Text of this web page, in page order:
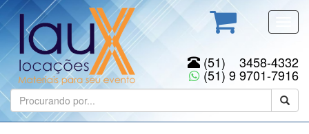
(51) 3458-4332
(51) 9 9701-7916